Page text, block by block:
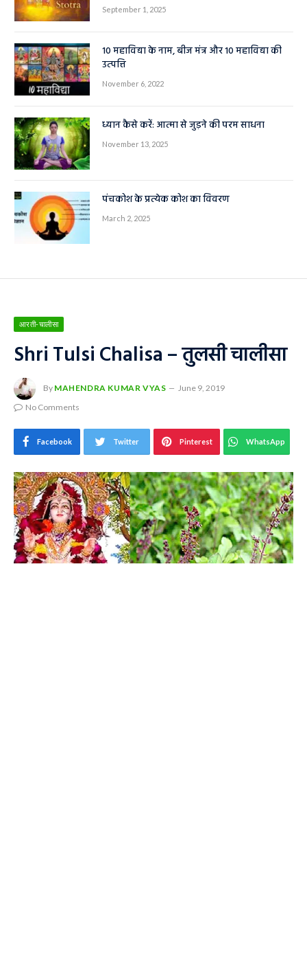
September 1, 2025
10 महाविद्या के नाम, बीज मंत्र और 10 महाविद्या की
उत्पत्ति
November 6, 2022
ध्यान कैसे करें: आत्मा से जुड़ने की परम साधना
November 13, 2025
पंचकोश के प्रत्येक कोश का विवरण
March 2, 2025
आरती-चालीसा
Shri Tulsi Chalisa – तुलसी चालीसा
By MAHENDRA KUMAR VYAS
June 9, 2019
No Comments
Facebook Twitter Pinterest WhatsApp